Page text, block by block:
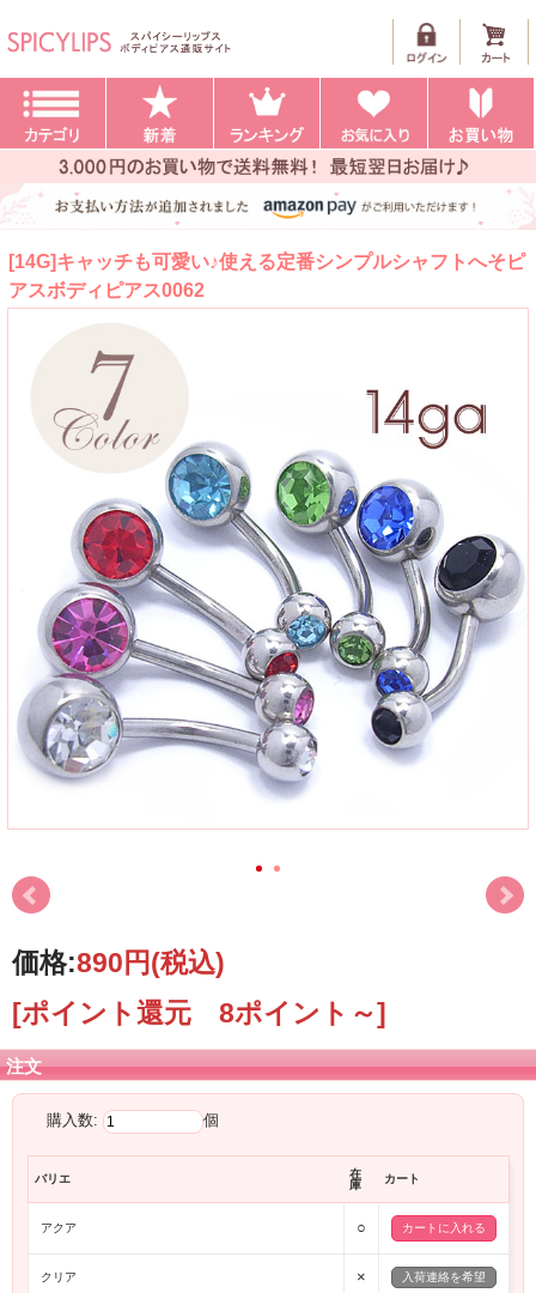
[14G]キャッチも可愛い♪使える定番シンプルシャフトへそピ
アスボディピアス0062
価格:890円(税込)
[ポイント還元 8ポイント～]
注文
購入数: 個
バリエ
在
庫
カート
アクア ○
クリア × 入荷連絡を希望